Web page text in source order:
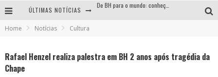
ÚLTIMAS NOTÍCIAS
Esplanada fica pequena e CÊ TÁ DOIDO FESTIVAL anuncia mudança para o gramado do Mineirão
Home Notícias Cultura
Rafael Henzel realiza palestra em BH 2 anos após tragédia da
Chape